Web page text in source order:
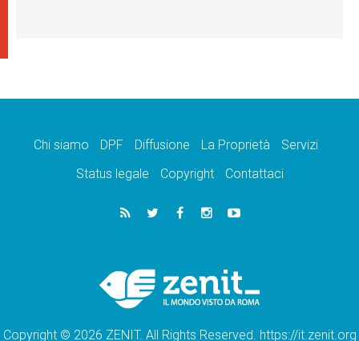
Chi siamo DPF Diffusione La Proprietà
Servizi
Status legale
Copyright Contattaci
Copyright © 2026 ZENIT. All Rights Reserved. https://it.zenit.org